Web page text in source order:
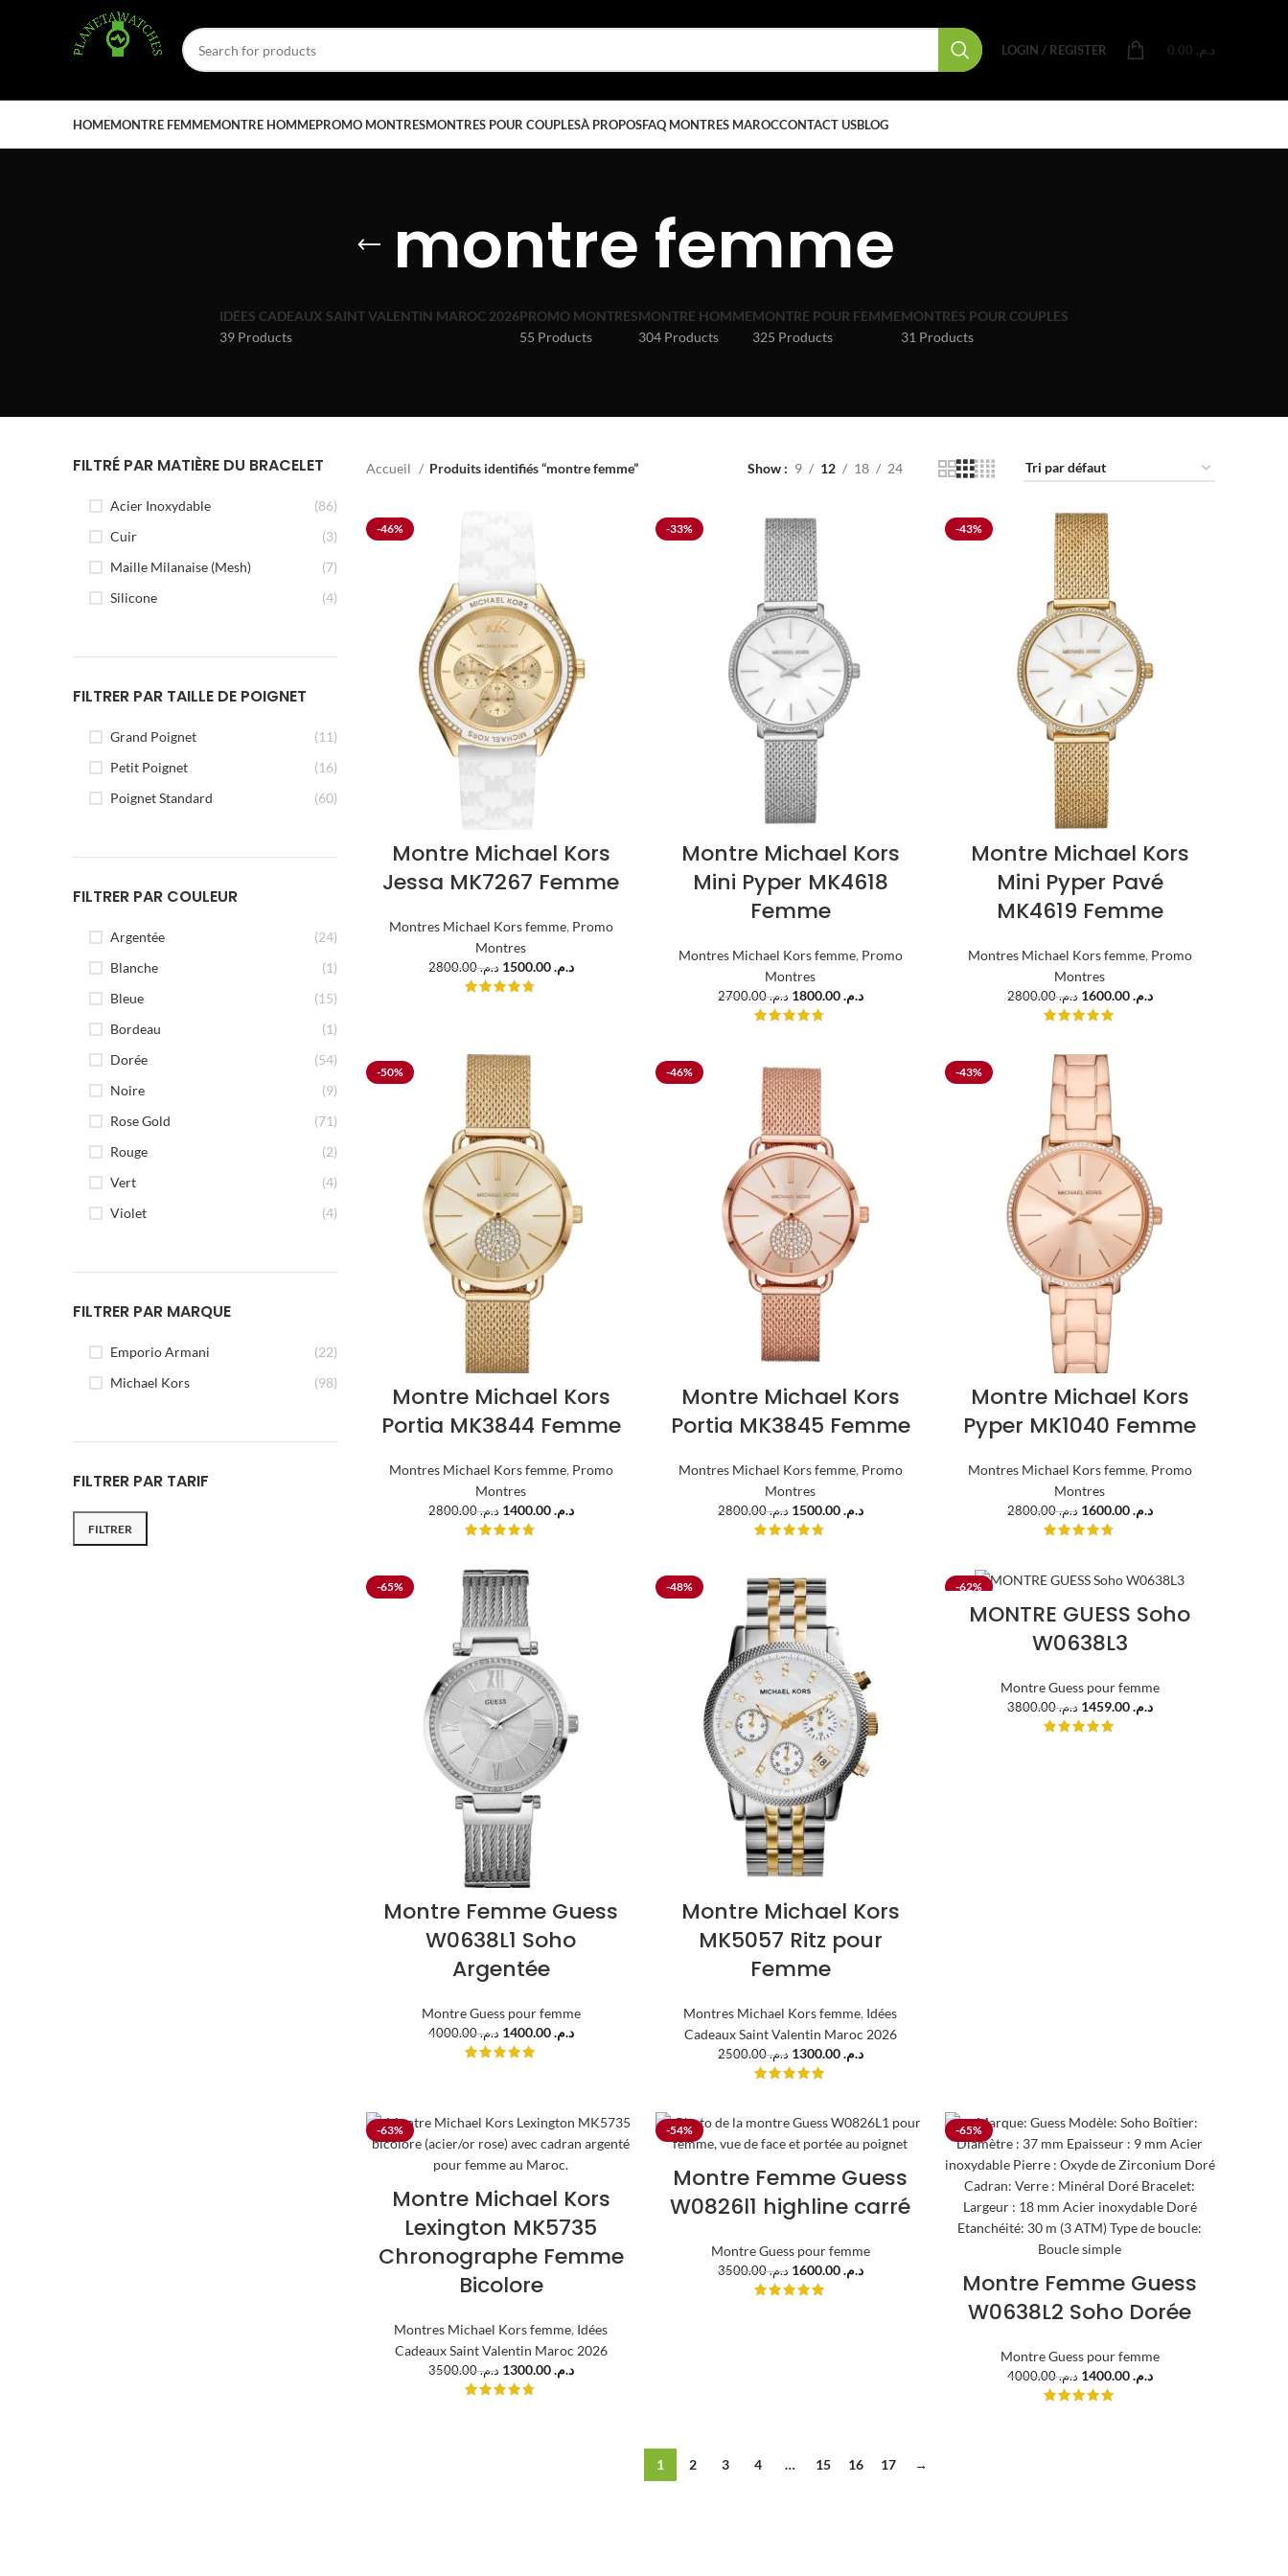
LOGIN / REGISTER د.م.
HOMEMONTRE FEMMEMONTRE HOMMEPROMO MONTRESMONTRES POUR COUPLESÀ PROPOSFAQ MONTRES MAROCCONTACT USBLOG
montre femme
IDÉES CADEAUX SAINT VALENTIN MAROC 2026
39 Products
PROMO MONTRES
55 Products
MONTRE HOMME
304 Products
MONTRE POUR FEMME
325 Products
MONTRES POUR COUPLES
31 Products
FILTRÉ PAR MATIÈRE DU BRACELET
Acier Inoxydable
(86)
Cuir
(3)
Maille Milanaise (Mesh)
(7)
Silicone
(4)
FILTRER PAR TAILLE DE POIGNET
Grand Poignet
(11)
Petit Poignet
(16)
Poignet Standard
(60)
FILTRER PAR COULEUR
Argentée
(24)
Blanche
(1)
Bleue
(15)
Bordeau
(1)
Dorée
(54)
Noire
(9)
Rose Gold
(71)
Rouge
(2)
Vert
(4)
Violet
(4)
FILTRER PAR MARQUE
Emporio Armani
(22)
Michael Kors
(98)
FILTRER PAR TARIF
FILTRER
Accueil Produits identifiés “montre femme” Show 9 12 18 24
-46%
Montre Michael Kors
Jessa MK7267 Femme
Montres Michael Kors femme, Promo
Montres
د.م.2800.00 د.م.1500.00
-33%
Montre Michael Kors
Mini Pyper MK4618
Femme
Montres Michael Kors femme, Promo
Montres
د.م.2700.00 د.م.1800.00
-43%
Montre Michael Kors
Mini Pyper Pavé
MK4619 Femme
Montres Michael Kors femme, Promo
Montres
د.م.2800.00 د.م.1600.00
-50%
Montre Michael Kors
Portia MK3844 Femme
Montres Michael Kors femme, Promo
Montres
د.م.2800.00 د.م.1400.00
-46%
Montre Michael Kors
Portia MK3845 Femme
Montres Michael Kors femme, Promo
Montres
د.م.2800.00 د.م.1500.00
-43%
Montre Michael Kors
Pyper MK1040 Femme
Montres Michael Kors femme, Promo
Montres
د.م.2800.00 د.م.1600.00
-65%
Montre Femme Guess
W0638L1 Soho
Argentée
Montre Guess pour femme
د.م.4000.00 د.م.1400.00
-48%
Montre Michael Kors
MK5057 Ritz pour
Femme
Montres Michael Kors femme, Idées
Cadeaux Saint Valentin Maroc 2026
د.م.2500.00 د.م.1300.00
-62%
MONTRE GUESS Soho
W0638L3
Montre Guess pour femme
د.م.3800.00 د.م.1459.00
-63%
Montre Michael Kors
Lexington MK5735
Chronographe Femme
Bicolore
Montres Michael Kors femme, Idées
Cadeaux Saint Valentin Maroc 2026
د.م.3500.00 د.م.1300.00
-54%
Montre Femme Guess
W0826l1 highline carré
Montre Guess pour femme
د.م.3500.00 د.م.1600.00
-65%
Montre Femme Guess
W0638L2 Soho Dorée
Montre Guess pour femme
د.م.4000.00 د.م.1400.00
1 2 3 4 … 15 16 17 →